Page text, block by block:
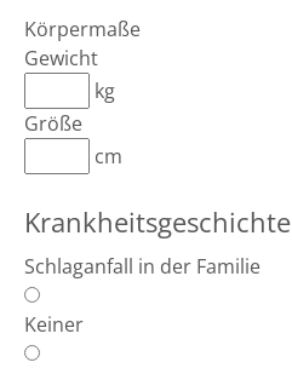
Körpermaße
Gewicht
kg
Größe
cm
Krankheitsgeschichte
Schlaganfall in der Familie
Keiner